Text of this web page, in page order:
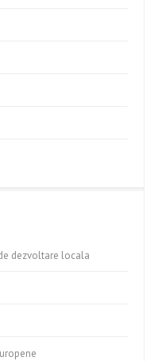
dezvoltare locala